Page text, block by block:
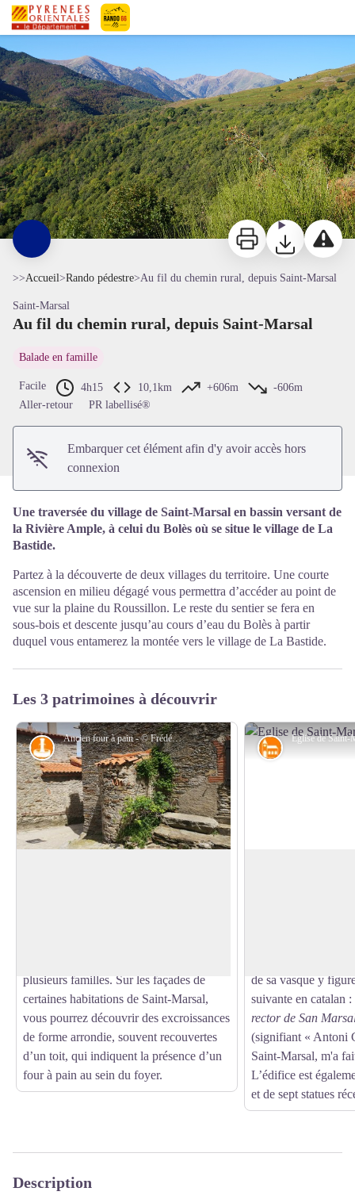
Au fil du chemin rural, depuis Saint-Marsal
Vue sur le Coll Palomeres - © CC Haut Vallespir
ImprimerTéléchargerSignaler
>>Accueil>Rando pédestre>Au fil du chemin rural, depuis Saint-Marsal
Saint-Marsal
Au fil du chemin rural, depuis Saint-Marsal
Balade en famille
Facile 4h15 10,1km +606m
-606m
Aller-retour
PR labellisé®
Embarquer cet élément afin d'y avoir accès hors
connexion
Une traversée du village de Saint-Marsal en bassin versant de
la Rivière Ample, à celui du Bolès où se situe le village de La
Bastide.
Partez à la découverte de deux villages du territoire. Une courte
ascension en milieu dégagé vous permettra d’accéder au point de
vue sur la plaine du Roussillon. Le reste du sentier se fera en
sous-bois et descente jusqu’au cours d’eau du Bolès à partir
duquel vous entamerez la montée vers le village de La Bastide.
Les 3 patrimoines à découvrir
Ancien four à pain - © Frédéric Maler - CC Haut Vallespir
Petit patrimoine
plusieurs familles. Sur les façades de
certaines habitations de Saint-Marsal,
vous pourrez découvrir des excroissances
de forme arrondie, souvent recouvertes
d’un toit, qui indiquent la présence d’un
four à pain au sein du foyer.
Patrimoine
de sa vasque y
suivante en catalan
rector de San
(signifiant « Antoni
Saint-Marsal, m'a
L’édifice est
et de sept statues
Description